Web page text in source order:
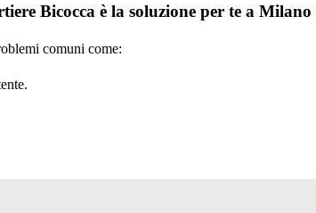
Bicocca è la soluzione per te a
comuni come: